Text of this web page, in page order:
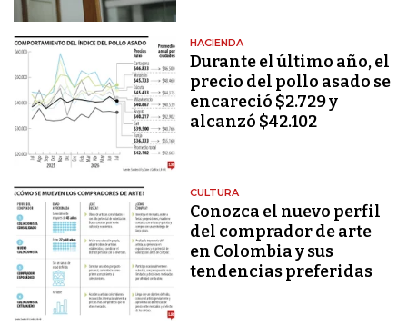
HACIENDA
Durante el último año, el
precio del pollo asado se
encareció $2.729 y
alcanzó $42.102
CULTURA
Conozca el nuevo perfil
del comprador de arte
en Colombia y sus
tendencias preferidas